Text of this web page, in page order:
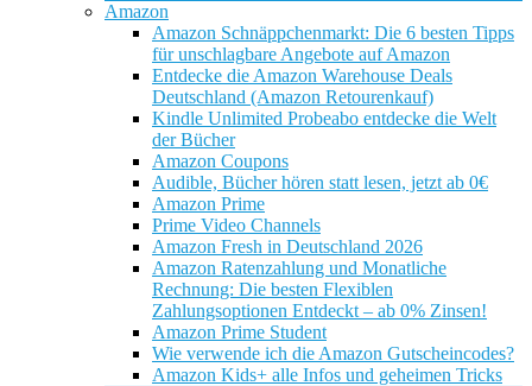
Amazon
Amazon Schnäppchenmarkt: Die 6 besten Tipps
für unschlagbare Angebote auf Amazon
Entdecke die Amazon Warehouse Deals
Deutschland (Amazon Retourenkauf)
Kindle Unlimited Probeabo entdecke die Welt
der Bücher
Amazon Coupons
Audible, Bücher hören statt lesen, jetzt ab 0€
Amazon Prime
Prime Video Channels
Amazon Fresh in Deutschland 2026
Amazon Ratenzahlung und Monatliche
Rechnung: Die besten Flexiblen
Zahlungsoptionen Entdeckt – ab 0% Zinsen!
Amazon Prime Student
Wie verwende ich die Amazon Gutscheincodes?
Amazon Kids+ alle Infos und geheimen Tricks